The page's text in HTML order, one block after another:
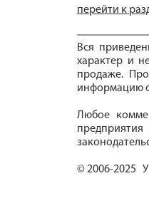
перейти к
Вся
характер и
продаже.
информацию
Любое
© 2006-2025